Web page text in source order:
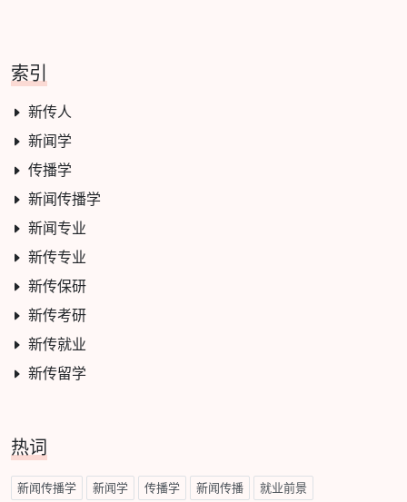
索引
新传人
新闻学
传播学
新闻传播学
新闻专业
新传专业
新传保研
新传考研
新传就业
新传留学
热词
新闻传播学 新闻学 传播学 新闻传播 就业前景